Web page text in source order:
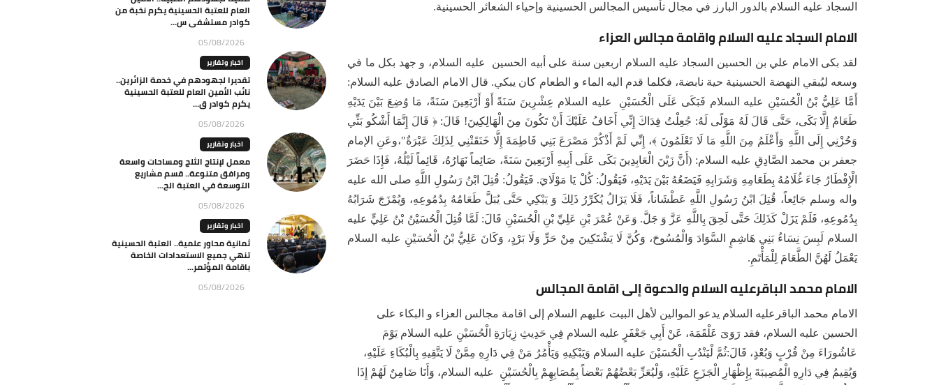
السجاد عليه السلام بالدور البارز في مجال تأسيس المجالس الحسينية وإحياء الشعائر الحسينية.
الامام السجاد عليه السلام واقامة مجالس العزاء
لقد بكى الامام علي بن الحسين السجاد عليه السلام اربعين سنة على أبيه الحسين عليه السلام، و جهد بكل ما في
وسعه ليُبقي النهضة الحسينية حية نابضة، فكلما قدم اليه الماء و الطعام كان يبكي. قال الامام الصادق عليه السلام:
أَمَّا عَلِيُّ بْنُ الْحُسَيْنِ عليه السلام فَبَكَى عَلَى الْحُسَيْنِ عليه السلام عِشْرِينَ سَنَةً أَوْ أَرْبَعِينَ سَنَةً، مَا وُضِعَ بَيْنَ يَدَيْهِ
طَعَامٌ إِلَّا بَكَى، حَتَّى قَالَ لَهُ مَوْلًى لَهُ: جُعِلْتُ فِدَاكَ إِنِّي أَخَافُ عَلَيْكَ أَنْ تَكُونَ مِنَ الْهَالِكِينَ! قَالَ: ﴿ قَالَ إِنَّمَا أَشْكُو بَثِّي
وَحُزْنِي إِلَى اللَّهِ وَأَعْلَمُ مِنَ اللَّهِ مَا لَا تَعْلَمُونَ ﴾، إِنِّي لَمْ أَذْكُرْ مَصْرَعَ بَنِي فَاطِمَةَ إِلَّا خَنَقَتْنِي لِذَلِكَ عَبْرَةٌ"،وعَنِ الإمام
جعفر بن محمد الصَّادِقِ عليه السلام: (أَنَّ زَيْنَ الْعَابِدِينَ بَكَى عَلَى أَبِيهِ أَرْبَعِينَ سَنَةً، صَائِماً نَهَارُهُ، قَائِماً لَيْلُهُ، فَإِذَا حَضَرَ
الْإِفْطَارُ جَاءَ غُلَامُهُ بِطَعَامِهِ وَشَرَابِهِ فَيَضَعُهُ بَيْنَ يَدَيْهِ، فَيَقُولُ: كُلْ يَا مَوْلَايَ. فَيَقُولُ: قُتِلَ ابْنُ رَسُولِ اللَّهِ صلى الله عليه
واله وسلم جَائِعاً، قُتِلَ ابْنُ رَسُولِ اللَّهِ عَطْشَاناً، فَلَا يَزَالُ يُكَرِّرُ ذَلِكَ وَ يَبْكِي حَتَّى يُبَلَّ طَعَامُهُ بِدُمُوعِهِ، وَيُمْزَجَ شَرَابُهُ
بِدُمُوعِهِ، فَلَمْ يَزَلْ كَذَلِكَ حَتَّى لَحِقَ بِاللَّهِ عَزَّ وَ جَلَّ. وَعَنْ عُمْرَ بْنِ عَلِيِّ بْنِ الْحُسَيْنِ قَالَ: لَمَّا قُتِلَ الْحُسَيْنُ بْنُ عَلِيٍّ عليه
السلام لَبِسَ نِسَاءُ بَنِي هَاشِمٍ السَّوَادَ وَالْمُسُوحَ، وَكُنَّ لَا يَشْتَكِينَ مِنْ حَرٍّ وَلَا بَرْدٍ، وَكَانَ عَلِيُّ بْنُ الْحُسَيْنِ عليه السلام
يَعْمَلُ لَهُنَّ الطَّعَامَ لِلْمَأْتَمِ.
الامام محمد الباقرعليه السلام والدعوة إلى اقامة المجالس
الامام محمد الباقرعليه السلام يدعو الموالين لأهل البيت عليهم السلام إلى اقامة مجالس العزاء و البكاء على
الحسين عليه السلام، فقد رَوَىَ عَلْقَمَة، عَنْ أَبِي جَعْفَرٍ عليه السلام فِي حَدِيثِ زِيَارَةِ الْحُسَيْنِ عليه السلام يَوْمَ
عَاشُورَاءَ مِنْ قُرْبٍ وَبُعْدٍ، قَالَ:ثُمَّ لْيَنْدُبِ الْحُسَيْنَ عليه السلام وَيَبْكِيهِ وَيَأْمُرُ مَنْ فِي دَارِهِ مِمَّنْ لَا يَتَّقِيهِ بِالْبُكَاءِ عَلَيْهِ،
وَيُقِيمُ فِي دَارِهِ الْمُصِيبَةَ بِإِظْهَارِ الْجَزَعِ عَلَيْهِ، وَلْيُعَزِّ بَعْضُهُمْ بَعْضاً بِمُصَابِهِمْ بِالْحُسَيْنِ عليه السلام، وَأَنَا ضَامِنٌ لَهُمْ إِذَا
العام للعتبة الحسينية يكرم نخبة من
كوادر مستشفى س...
05/08/2026
اخبار وتقارير
تقديرا لجهودهم في خدمة الزائرين..
نائب الأمين العام للعتبة الحسينية
يكرم كوادر ق...
05/08/2026
اخبار وتقارير
معمل لإنتاج الثلج ومساحات واسعة
ومرافق متنوعة.. قسم مشاريع
التوسعة في العتبة الح...
05/08/2026
اخبار وتقارير
ثمانية محاور علمية.. العتبة الحسينية
تنهي جميع الاستعدادات الخاصة
باقامة المؤتمر...
05/08/2026